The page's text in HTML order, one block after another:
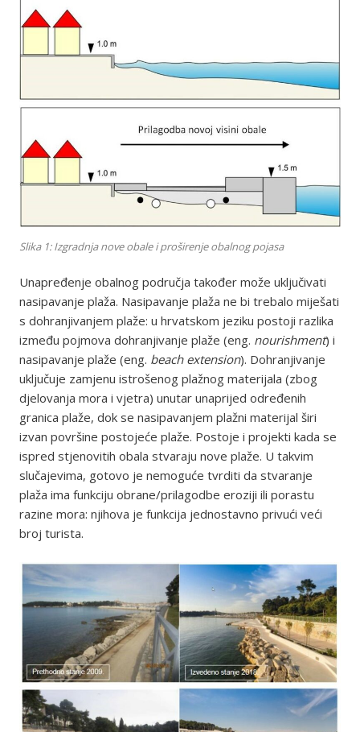
Slika 1: Izgradnja nove obale i proširenje obalnog pojasa
Unapređenje obalnog područja također može uključivati
nasipavanje plaža. Nasipavanje plaža ne bi trebalo miješati
s dohranjivanjem plaže: u hrvatskom jeziku postoji razlika
između pojmova dohranjivanje plaže (eng. nourishment) i
nasipavanje plaže (eng. beach extension). Dohranjivanje
uključuje zamjenu istrošenog plažnog materijala (zbog
djelovanja mora i vjetra) unutar unaprijed određenih
granica plaže, dok se nasipavanjem plažni materijal širi
izvan površine postojeće plaže. Postoje i projekti kada se
ispred stjenovitih obala stvaraju nove plaže. U takvim
slučajevima, gotovo je nemoguće tvrditi da stvaranje
plaža ima funkciju obrane/prilagodbe eroziji ili porastu
razine mora: njihova je funkcija jednostavno privući veći
broj turista.